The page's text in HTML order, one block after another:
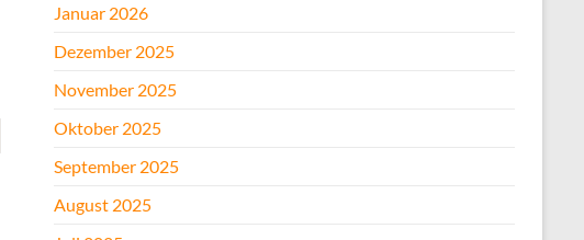
Januar 2026
Dezember 2025
November 2025
Oktober 2025
September 2025
August 2025